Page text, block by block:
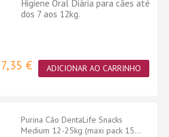
Higiene Oral Diária para cães até
dos 7 aos 12kg.
7,35 € ADICIONAR AO CARRINHO
Purina Cão DentaLife Snacks
Medium 12-25kg (maxi pack 15...